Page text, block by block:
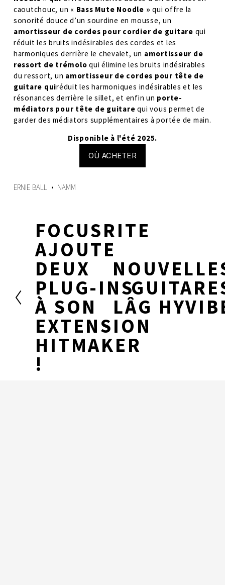
caoutchouc, un « Bass Mute Noodle » qui offre la
amortisseur de cordes pour cordier de guitare qui
réduit les bruits indésirables des cordes et les
harmoniques derrière le chevalet, un amortisseur de
ressort de trémolo qui élimine les bruits indésirables
du ressort, un amortisseur de cordes pour tête de
guitare quiréduit les harmoniques indésirables et les
résonances derrière le sillet, et enfin un porte-
médiators pour tête de guitare qui vous permet de
Disponible à l'été 2025.
OÙ ACHETER
ERNIE BALL NAMM
P
r
é
c
é
d
e
n
t
FOCUSRITE
AJOUTE
DEUX
PLUG-INS
À SON
EXTENSION
HITMAKER
!
S
u
i
v
n
t
LÂG